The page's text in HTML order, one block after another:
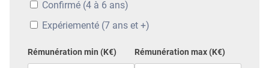
Confirmé (4 à 6 ans)
Expériementé (7 ans et +)
Rémunération min (K€) Rémunération max (K€)